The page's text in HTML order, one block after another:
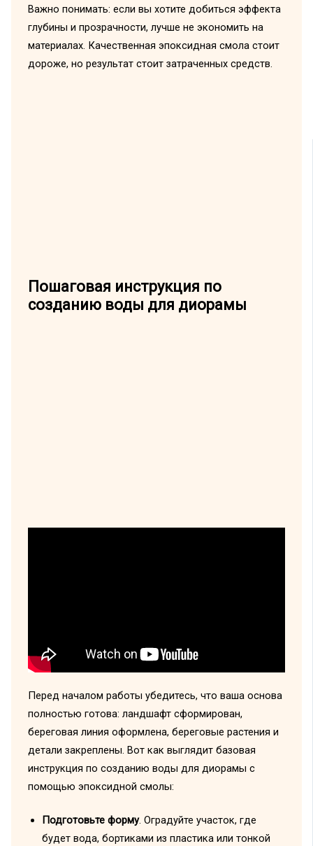
Важно понимать: если вы хотите добиться эффекта
глубины и прозрачности, лучше не экономить на
материалах. Качественная эпоксидная смола стоит
дороже, но результат стоит затраченных средств.
Пошаговая инструкция по
созданию воды для диорамы
Перед началом работы убедитесь, что ваша основа
полностью готова: ландшафт сформирован,
береговая линия оформлена, береговые растения и
детали закреплены. Вот как выглядит базовая
инструкция по созданию воды для диорамы с
помощью эпоксидной смолы:
Подготовьте форму. Оградуйте участок, где
будет вода, бортиками из пластика или тонкой